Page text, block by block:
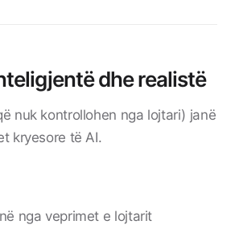
dhe realistë
nuk kontrollohen nga lojtari) janë
kryesore të AI.
nga veprimet e lojtarit